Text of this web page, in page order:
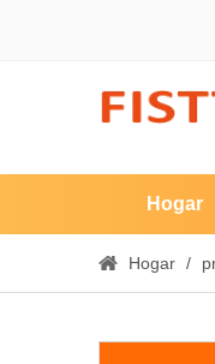
Hogar
Hogar /